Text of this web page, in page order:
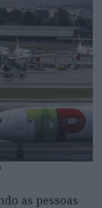
as pessoas